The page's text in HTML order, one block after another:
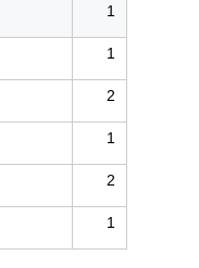
1
1
2
1
2
1